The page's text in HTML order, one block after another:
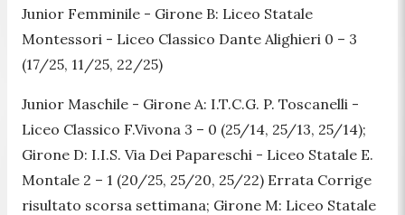
Junior Femminile - Girone B: Liceo Statale
Montessori - Liceo Classico Dante Alighieri 0 – 3
(17/25, 11/25, 22/25)
Junior Maschile - Girone A: I.T.C.G. P. Toscanelli -
Liceo Classico F.Vivona 3 – 0 (25/14, 25/13, 25/14);
Girone D: I.I.S. Via Dei Papareschi - Liceo Statale E.
Montale 2 – 1 (20/25, 25/20, 25/22) Errata Corrige
risultato scorsa settimana; Girone M: Liceo Statale